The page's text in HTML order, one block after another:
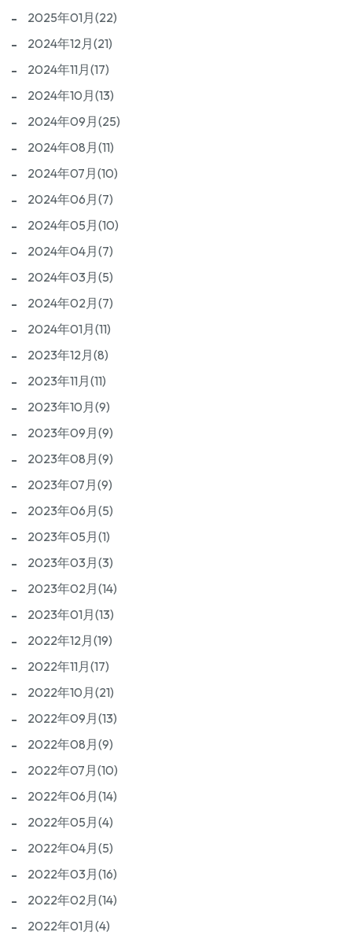
2025年01月(22)
2024年12月(21)
2024年11月(17)
2024年10月(13)
2024年09月(25)
2024年08月(11)
2024年07月(10)
2024年06月(7)
2024年05月(10)
2024年04月(7)
2024年03月(5)
2024年02月(7)
2024年01月(11)
2023年12月(8)
2023年11月(11)
2023年10月(9)
2023年09月(9)
2023年08月(9)
2023年07月(9)
2023年06月(5)
2023年05月(1)
2023年03月(3)
2023年02月(14)
2023年01月(13)
2022年12月(19)
2022年11月(17)
2022年10月(21)
2022年09月(13)
2022年08月(9)
2022年07月(10)
2022年06月(14)
2022年05月(4)
2022年04月(5)
2022年03月(16)
2022年02月(14)
2022年01月(4)